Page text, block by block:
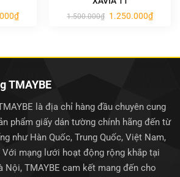
₫Giá
hiện
1.500.000₫ Giá
1.250.000₫Giá
hiện
TMAYBE
là địa chỉ hàng đầu chuyên cung
phẩm giấy dán tường chính hãng đến từ
như Hàn Quốc, Trung Quốc, Việt Nam,
Với mạng lưới hoạt động rộng khắp tại
Nội, TMAYBE cam kết mang đến cho